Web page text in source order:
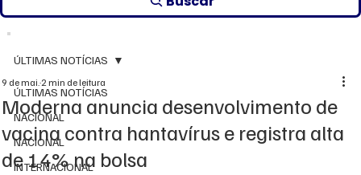
ÚLTIMAS NOTÍCIAS
NACIONAL
NACIONAL
INTERNACIONAL
ÚLTIMAS NOTÍCIAS
Moderna anuncia desenvolvimento de
vacina contra hantavírus e registra alta
de 14% na bolsa
9 de mai.2 min de leitura